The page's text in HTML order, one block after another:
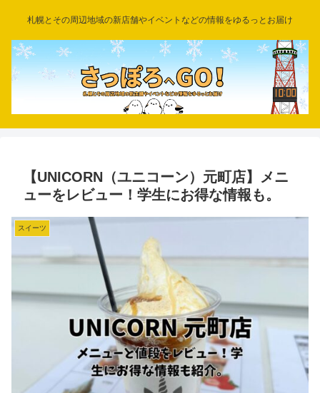
札幌とその周辺地域の新店舗やイベントなどの情報をゆるっとお届け
【UNICORN（ユニコーン）元町店】メニ
ューをレビュー！学生にお得な情報も。
スイーツ